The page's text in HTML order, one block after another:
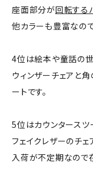
座面部分が回転する
他カラーも豊富なの
4位は絵本や童話の世
ウィンザーチェアと
ートです。
5位はカウンタースツ
フェイクレザーのチ
入荷が不定期なので